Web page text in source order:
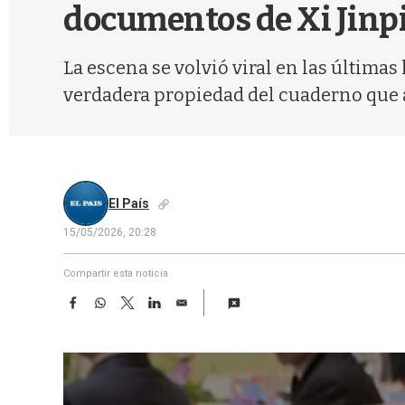
documentos de Xi
La escena se volvió viral en las
verdadera propiedad del cuaderno
El País
15/05/2026, 20:28
Compartir esta noticia
F
e
W
t
s
T
w
t
t
L
k
e
E
i
l